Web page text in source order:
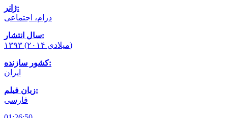
ژانر:
درام، اجتماعی
سال انتشار:
۱۳۹۳ (۲۰۱۴ میلادی)
کشور سازنده:
ایران
زبان فیلم:
فارسی